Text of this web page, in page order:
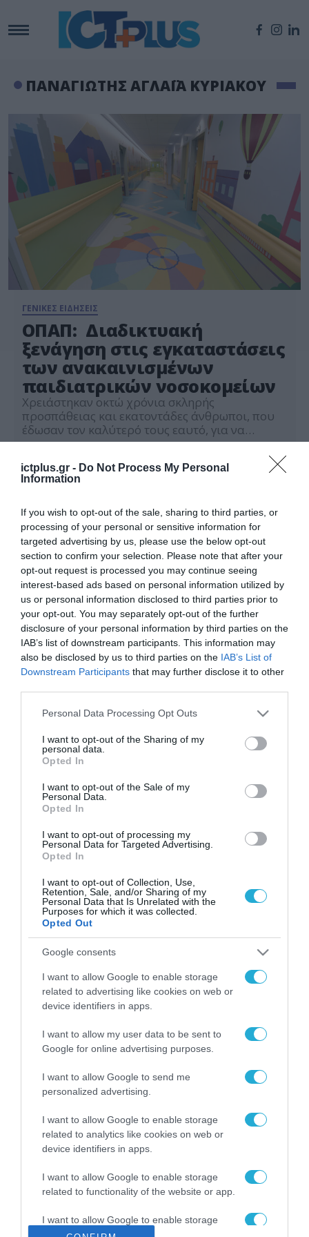
ictplus.gr - Do Not Process My Personal
Information
If you wish to opt-out of the sale, sharing to third parties, or
processing of your personal or sensitive information for
targeted advertising by us, please use the below opt-out
section to confirm your selection. Please note that after your
opt-out request is processed you may continue seeing
interest-based ads based on personal information utilized by
us or personal information disclosed to third parties prior to
your opt-out. You may separately opt-out of the further
disclosure of your personal information by third parties on the
IAB’s list of downstream participants. This information may
also be disclosed by us to third parties on the IAB’s List of
Downstream Participants that may further disclose it to other
Please note that this website/app uses one or more Google
not limited to your visit or usage behaviour. You may click to
grant or deny consent to Google and its third-party tags to
use your data for below specified purposes in below Google
consent section.
Personal Data Processing Opt Outs
I want to opt-out of the Sharing of my
personal data.
Opted In
I want to opt-out of the Sale of my
Personal Data.
Opted In
I want to opt-out of processing my
Personal Data for Targeted Advertising.
Opted In
I want to opt-out of Collection, Use,
Retention, Sale, and/or Sharing of my
Personal Data that Is Unrelated with the
Purposes for which it was collected.
Opted Out
Google consents
I want to allow Google to enable storage
related to advertising like cookies on web or
device identifiers in apps.
I want to allow my user data to be sent to
Google for online advertising purposes.
I want to allow Google to send me
personalized advertising.
I want to allow Google to enable storage
related to analytics like cookies on web or
device identifiers in apps.
I want to allow Google to enable storage
related to functionality of the website or app.
I want to allow Google to enable storage
related to personalization.
ΠΑΝΑΓΙΩΤΗΣ ΑΓΛΑΪΑ ΚΥΡΙΑΚΟΥ
ΓΕΝΙΚΕΣ ΕΙΔΗΣΕΙΣ
ΟΠΑΠ: Διαδικτυακή
ξενάγηση στις εγκαταστάσεις
των ανακαινισμένων
παιδιατρικών νοσοκομείων
Χρειάστηκαν οκτώ χρόνια σκληρής
προσπάθειας και εκατοντάδες άνθρωποι, που
έδωσαν τον καλύτερό τους εαυτό, για να
ολοκληρωθεί η ανακαίνιση των παιδιατρικών
νοσοκομείων «Η Αγία Σοφία» και «Παναγιώτης
και Αγλαΐα Κυριακού». Πρόκειται για ένα έργο
πνοής, το οποίο οραματίστηκε, σχεδίασε και
που χρειάζονται ιατρική περίθαλψη και
νοσηλεία να μπορούν […]
ΡΟΗ ΕΙΔΗΣΕΩΝ
Το χρηματοδοτούμενο
από την ΕΕ έργο “The
Gaming Police”
ενισχύει την ασφάλεια
των παιδιών στο
διαδίκτυο
31.07.2026
ΑΑΔΕ: Διευκρινίσεις
για τα πρόστιμα σε
αφορούν τους ΦΗΜ
Σ. Καλαφάτης: «Η
Τεχνητή Νοημοσύνη
δεν είναι απλώς μια
μια νέα βιομηχανική
επανάσταση»
Νέος οδηγός του ΕΚΤ
των ελληνικών